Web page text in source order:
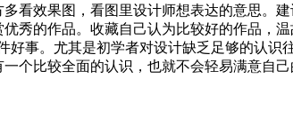
看效果图，看图里设计师想表达的意思。
秀的作品。收藏自己认为比较好的作品，
好事。尤其是初学者对设计缺乏足够的认
个比较全面的认识，也就不会轻易满意自